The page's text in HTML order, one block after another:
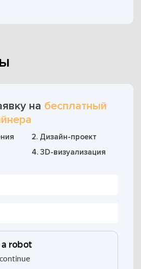
на бесплатный
2. Дизайн-проект
4. 3D-визуализация